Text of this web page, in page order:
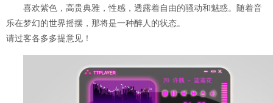
喜欢紫色，高贵典雅，性感，透露着自由的骚动和魅惑。随着音
乐在梦幻的世界摇摆，那将是一种醉人的状态。
请过客各多多提意见！